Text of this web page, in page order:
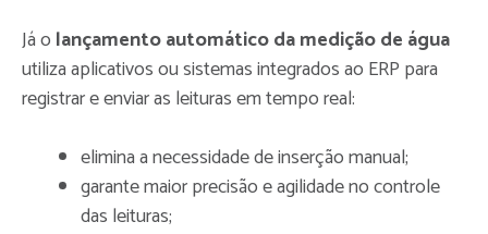
Já o lançamento automático da medição de água
utiliza aplicativos ou sistemas integrados ao ERP para
registrar e enviar as leituras em tempo real:
elimina a necessidade de inserção manual;
garante maior precisão e agilidade no controle
das leituras;